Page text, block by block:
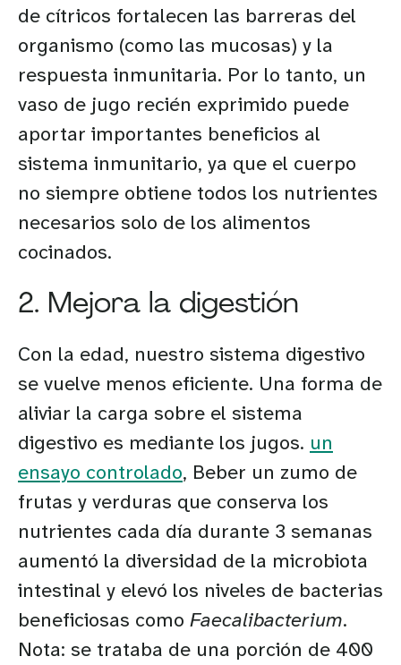
de cítricos fortalecen las barreras del
organismo (como las mucosas) y la
respuesta inmunitaria. Por lo tanto, un
vaso de jugo recién exprimido puede
aportar importantes beneficios al
sistema inmunitario, ya que el cuerpo
no siempre obtiene todos los nutrientes
necesarios solo de los alimentos
cocinados.
2. Mejora la digestión
Con la edad, nuestro sistema digestivo
se vuelve menos eficiente. Una forma de
aliviar la carga sobre el sistema
digestivo es mediante los jugos. un
ensayo controlado, Beber un zumo de
frutas y verduras que conserva los
nutrientes cada día durante 3 semanas
aumentó la diversidad de la microbiota
intestinal y elevó los niveles de bacterias
beneficiosas como Faecalibacterium.
Nota: se trataba de una porción de 400